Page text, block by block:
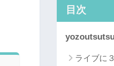
目次
ライブに